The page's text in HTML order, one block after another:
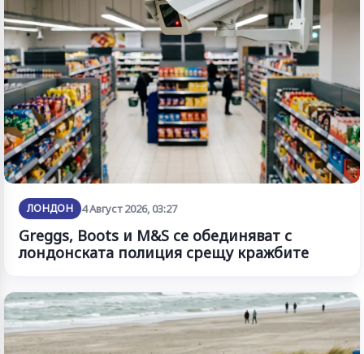
ЛОНДОН 4 Август 2026, 03:27
Greggs, Boots и M&S се обединяват с
лондонската полиция срещу кражбите